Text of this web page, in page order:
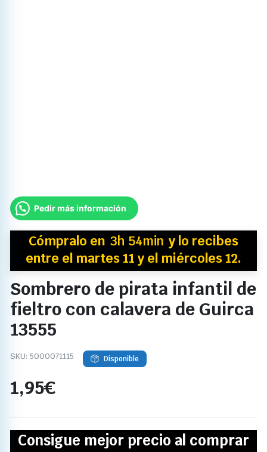
Pedir más información
Cómpralo en 3h 54min y lo recibes
entre el martes 11 y el miércoles 12.
Sombrero de pirata infantil de
fieltro con calavera de Guirca
13555
SKU: 5000071115 Disponible
1,95€
Consigue mejor precio al comprar